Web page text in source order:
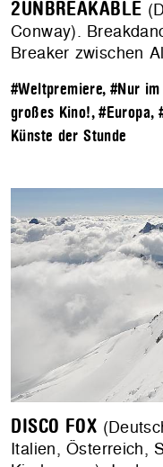
2UNBREAKABLE
Conway).
Breaker zwischen
#Weltpremiere, #Nur im
großes Kino!,#Europa,
Künste der Stunde
DISCO FOX
Italien, Österreich,